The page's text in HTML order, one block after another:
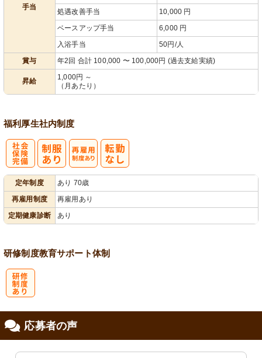
手当
処遇改善手当
10,000 円
ベースアップ手当
6,000 円
入浴手当
50円/人
賞与
年2回 合計 100,000 〜 100,000円 (過去支給実績)
昇給
1,000円 ～
（月あたり）
福利厚生社内制度
定年制度
あり 70歳
再雇用制度
再雇用あり
定期健康診断
あり
研修制度教育サポート体制
応募者の声